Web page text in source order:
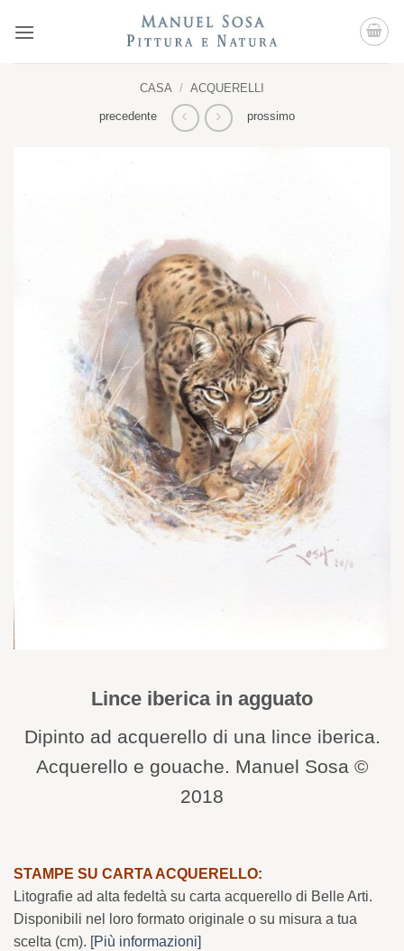
CASA / ACQUERELLI
precedente prossimo
Lince iberica in agguato
Dipinto ad acquerello di una lince iberica.
Acquerello e gouache. Manuel Sosa ©
2018
STAMPE SU CARTA ACQUERELLO:
Litografie ad alta fedeltà su carta acquerello di Belle Arti.
Disponibili nel loro formato originale o su misura a tua
scelta (cm). [Più informazioni]